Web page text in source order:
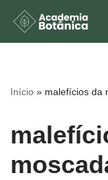
Pular
conteúdo
Início » malefícios da